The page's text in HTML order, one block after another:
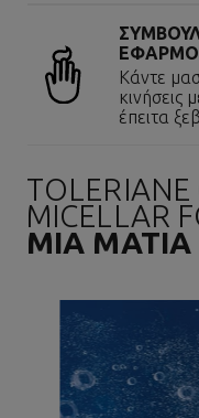
Κάντε
κινήσεις
έπειτα
TOLERIANE
MICELLAR
ΜΙΑ